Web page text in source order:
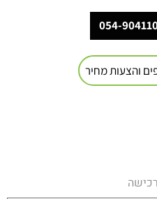
והצעות מחיר